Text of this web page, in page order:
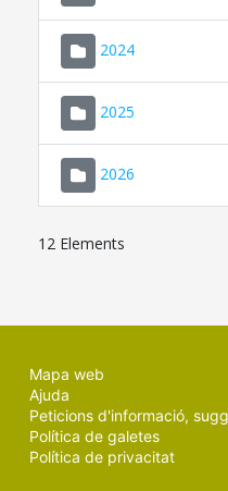
2024
2025
2026
12 Elements
Mapa web
Ajuda
Peticions d'informació,
Política de galetes
Política de privacitat